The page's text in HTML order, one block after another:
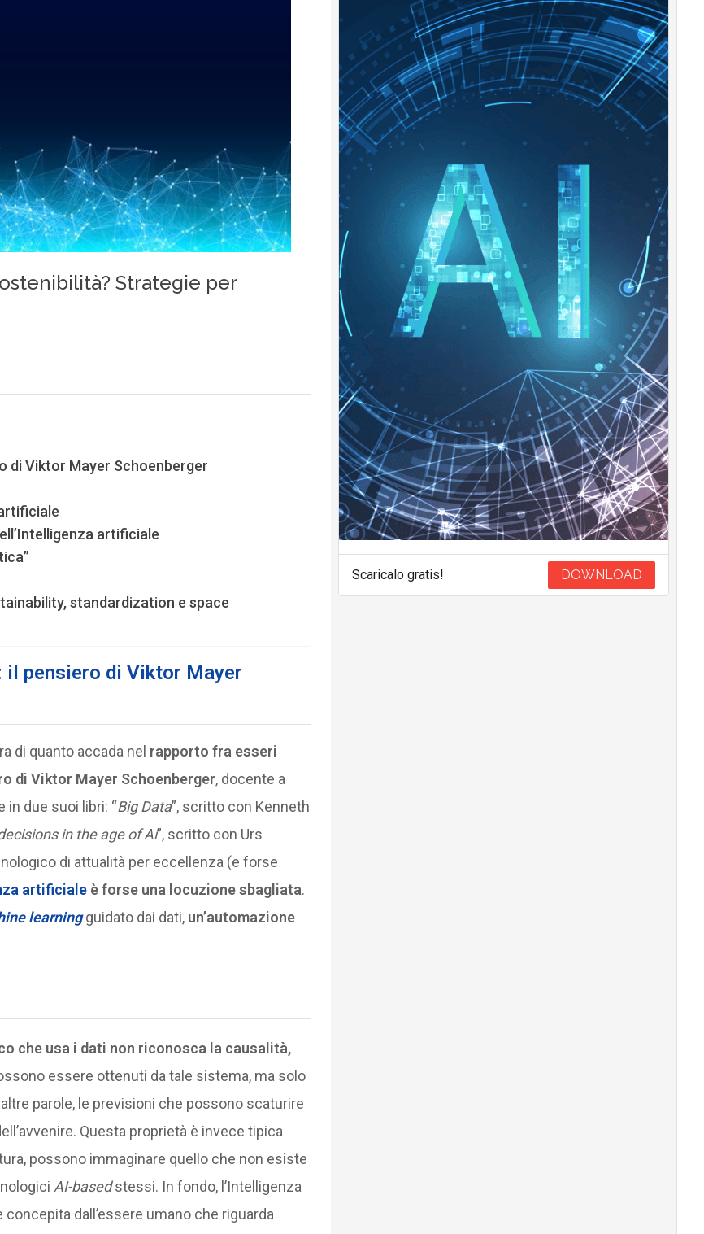
di Viktor Mayer Schoenberger
artificiale
standardization e space
il pensiero di Viktor Mayer
di quanto accada nel rapporto fra esseri
di Viktor Mayer Schoenberger, docente a
in due suoi libri: “Big Data”, scritto con Kenneth
in the age of Ai”, scritto con Urs
di attualità per eccellenza (e forse
artificialeè forse una locuzione sbagliata.
learningguidato dai dati, un’automazione
che usa i dati non riconosca la causalità,
essere ottenuti da tale sistema, ma solo
parole, le previsioni che possono scaturire
Questa proprietà è invece tipica
possono immaginare quello che non esiste
AI-basedstessi. In fondo, l’Intelligenza
dall’essere umano che riguarda
Scaricalo gratis! DOWNLOAD